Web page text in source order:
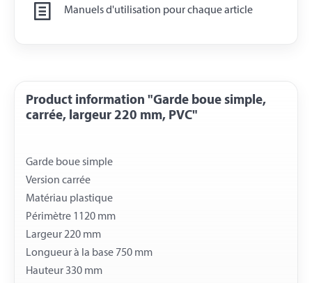
Manuels d'utilisation pour chaque article
Product information "Garde boue simple,
carrée, largeur 220 mm, PVC"
Garde boue simple
Version carrée
Matériau plastique
Périmètre 1120 mm
Largeur 220 mm
Longueur à la base 750 mm
Hauteur 330 mm